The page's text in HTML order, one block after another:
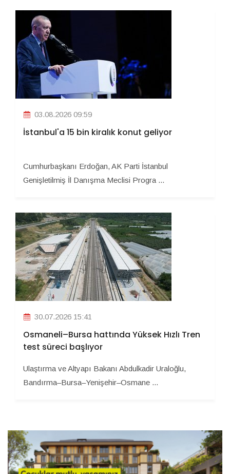
03.08.2026 09:59
İstanbul'a 15 bin kiralık konut geliyor
Cumhurbaşkanı Erdoğan, AK Parti İstanbul
Genişletilmiş İl Danışma Meclisi Progra ...
30.07.2026 15:41
Osmaneli–Bursa hattında Yüksek Hızlı Tren
test süreci başlıyor
Ulaştırma ve Altyapı Bakanı Abdulkadir Uraloğlu,
Bandırma–Bursa–Yenişehir–Osmane ...